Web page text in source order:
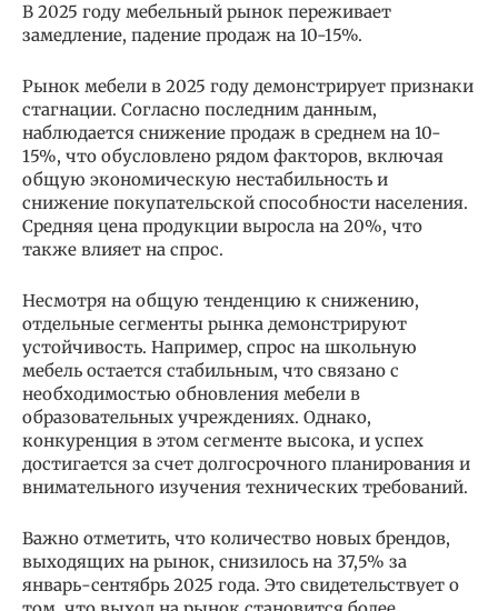
В 2025 году мебельный рынок переживает
замедление, падение продаж на 10-15%.
Рынок мебели в 2025 году демонстрирует признаки
стагнации. Согласно последним данным,
наблюдается снижение продаж в среднем на 10-
15%, что обусловлено рядом факторов, включая
общую экономическую нестабильность и
снижение покупательской способности населения.
Средняя цена продукции выросла на 20%, что
также влияет на спрос.
Несмотря на общую тенденцию к снижению,
отдельные сегменты рынка демонстрируют
устойчивость. Например, спрос на школьную
мебель остается стабильным, что связано с
необходимостью обновления мебели в
образовательных учреждениях. Однако,
конкуренция в этом сегменте высока, и успех
достигается за счет долгосрочного планирования и
внимательного изучения технических требований.
Важно отметить, что количество новых брендов,
выходящих на рынок, снизилось на 37,5% за
январь-сентябрь 2025 года. Это свидетельствует о